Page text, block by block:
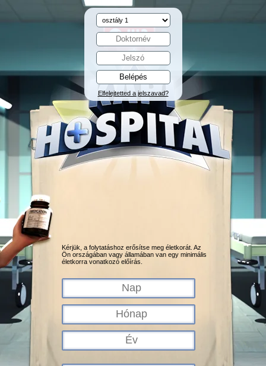
Elfelejtetted a jelszavad?
Kérjük, a folytatáshoz erősítse meg életkorát. Az
Ön országában vagy államában van egy minimális
életkorra vonatkozó előírás.